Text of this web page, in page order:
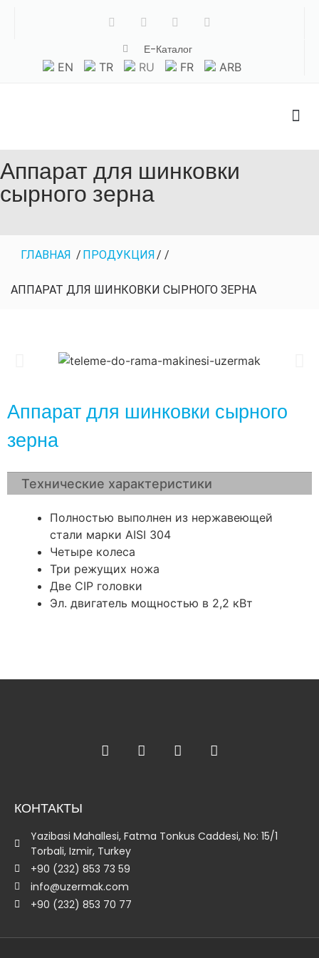
Е-Каталог
EN
TR RU FR ARB
Аппарат для шинковки
сырного зерна
ГЛАВНАЯ / ПРОДУКЦИЯ / /
АППАРАТ ДЛЯ ШИНКОВКИ СЫРНОГО ЗЕРНА
Аппарат для шинковки сырного
зерна
Технические характеристики
Полностью выполнен из нержавеющей
стали марки AISI 304
Четыре колеса
Три режущих ножа
Две CIP головки
Эл. двигатель мощностью в 2,2 кВт
КОНТАКТЫ
Yazibasi Mahallesi, Fatma Tonkus Caddesi, No: 15/1
Torbali, Izmir, Turkey
+90 (232) 853 73 59
info@uzermak.com
+90 (232) 853 70 77